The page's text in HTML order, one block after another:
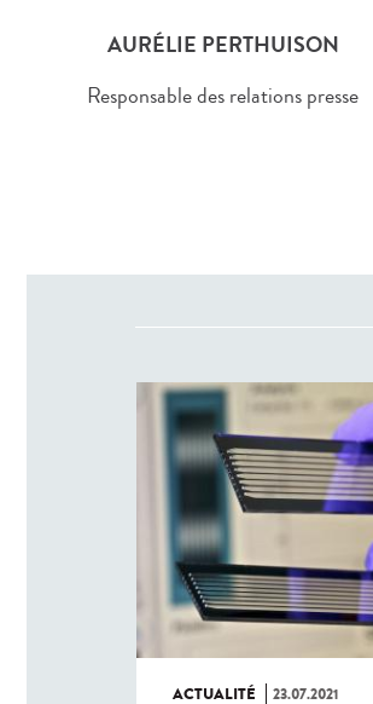
AURÉLIE PERTHUISON
Responsable des relations presse
ACTUALITÉ 23.07.2021